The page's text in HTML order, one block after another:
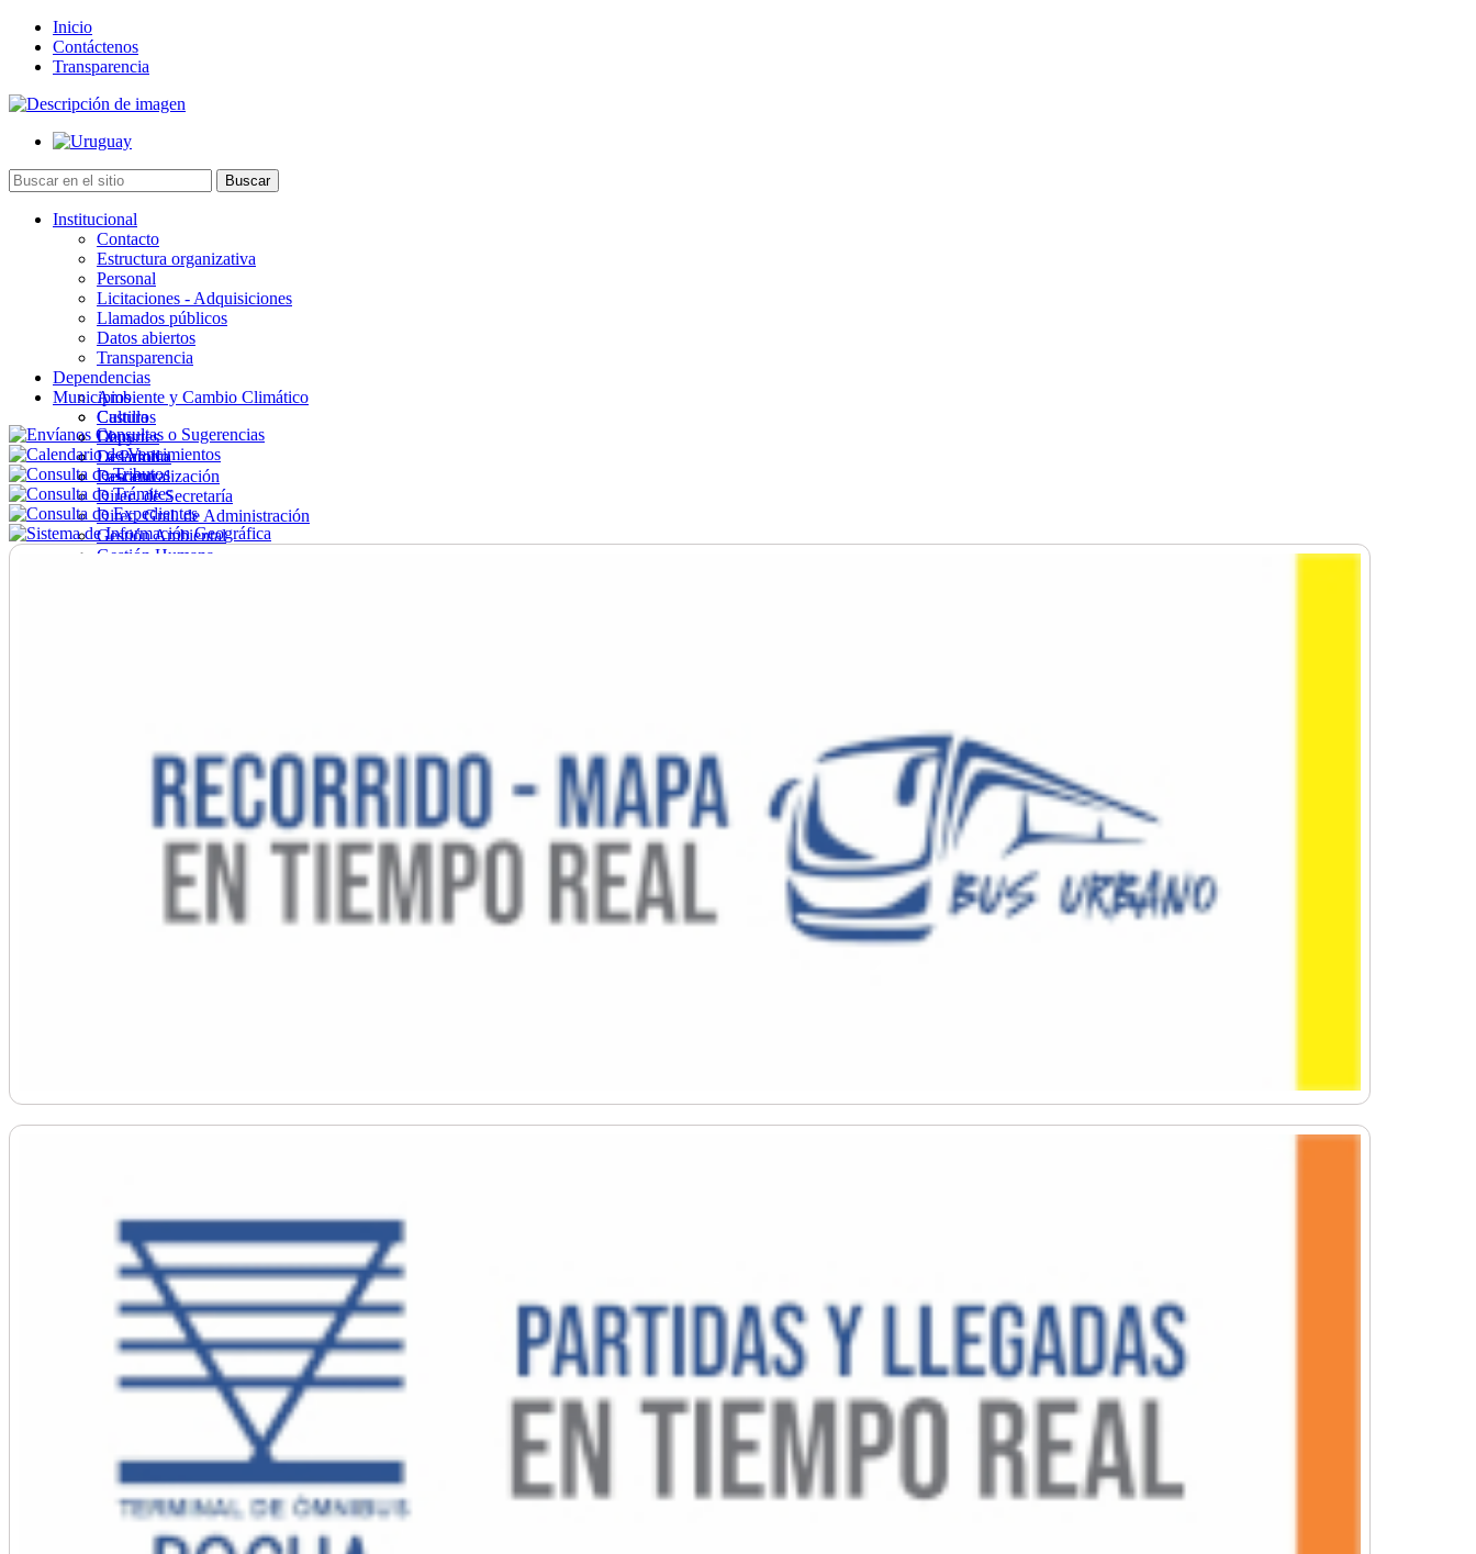
Inicio
Contáctenos
Transparencia
Institucional
Contacto
Estructura organizativa
Personal
Licitaciones - Adquisiciones
Llamados públicos
Datos abiertos
Transparencia
Dependencias
Ambiente y Cambio Climático
Cultura
Deportes
Desarrollo
Descentralización
Direc. de Secretaría
Direc. Gral. de Administración
Gestión Ambiental
Gestión Humana
Municipios
Castillos
Chuy
La Paloma
Lascano